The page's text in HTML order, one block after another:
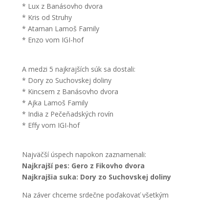
* Lux z Banásovho dvora
* Kris od Struhy
* Ataman Lamoš Family
* Enzo vom IGI-hof
A medzi 5 najkrajších súk sa dostali:
* Dory zo Suchovskej doliny
* Kincsem z Banásovho dvora
* Ajka Lamoš Family
* India z Pečeňadských rovín
* Effy vom IGI-hof
Najväčší úspech napokon zaznamenali:
Najkrajší pes: Gero z Fikovho dvora
Najkrajšia suka: Dory zo Suchovskej doliny
Na záver chceme srdečne poďakovať všetkým